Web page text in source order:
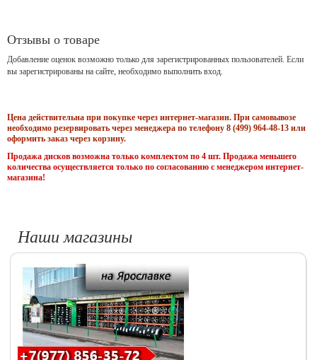
Отзывы о товаре
Добавление оценок возможно только для зарегистрированных пользователей. Если
вы зарегистрированы на сайте, необходимо выполнить вход.
Цена действительна при покупке через интернет-магазин. При самовывозе
необходимо резервировать через менеджера по телефону 8 (499) 964-48-13 или
оформить заказ через корзину.
Продажа дисков возможна только комплектом по 4 шт. Продажа меньшего
количества осуществляется только по согласованию с менеджером интернет-
магазина!
Наши магазины